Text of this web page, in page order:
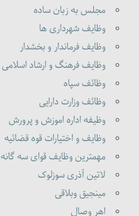
مجلس به زبان ساده
وظایف شهرداری ها
وظایف فرماندار و بخشدار
وظایف فرهنگ و ارشاد اسلامی
وظائف سپاه
وظائف وزارت دارایی
وظیفه اداره اموزش و پرورش
وظایف و اختیارات قوه قضائیه
مهمترین وظایف قوای سه گانه
لاتین آذری سوزلوک
مینجیق وبلاقی
اهر وصال